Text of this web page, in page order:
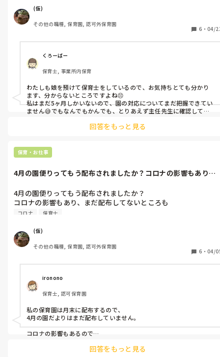
あるのでしょうか？
無知すぎる質問で失礼します。
担当医に、
｢保育園行ってる？もしかして〇〇(園の名前)？｣
と聞かれ、そうです。と答えたところ、
｢流行ってんだよねぇ...｣と言われました。
しかし、昨日お迎えに行った時は
対応の先生からは何も言われませんでした。
流行ってるなら教えて欲しかったという
不安にさせたくない気持ちとで
(仮)
その他の職種, 保育園, 認可外保育園
6 ・ 04/
くろーばー
保育士, 事業所内保育
わたしも娘を預けて保育士をしているので、お気持ちとても分かり
ます、分からないところですよね😣
私はまだ5ヶ月しかいないので、園の対応についてまだ把握できてい
ません😅でもなんでもかんでも、とりあえず主任先生に確認してく
認してからになると思います。
お役には立てずごめんなさい💦💦
回答をもっと見る
保育・お仕事
4月の園便りってもう配布されましたか？コロナの影響もあり、
4月の園便りってもう配布されましたか？
コロナの影響もあり、まだ配布してないところも
ありますか？
コロナ 保育士
(仮)
その他の職種, 保育園, 認可外保育園
6 ・ 04/
ironono
保育士, 認可保育園
私の保育園は月末に配布するので、
4月の園だよりはまだ配布していません。
コロナの影響もあるので
回答をもっと見る